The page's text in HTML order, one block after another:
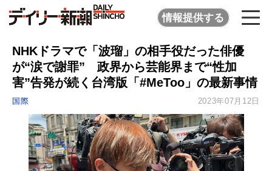
情報提供する
NHKドラマで「波瑠」の相手役だった俳優
が“涙で謝罪” 政界から芸能界まで“性加
害”告発が続く台湾版「#MeToo」の最新事情
国際 2023年07月12日